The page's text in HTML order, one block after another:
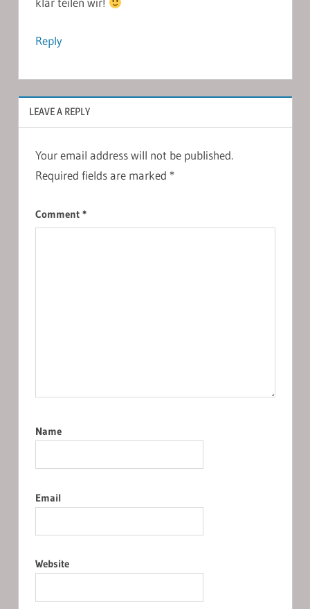
Reply
LEAVE A REPLY
Your email address will not be published.
Required fields are marked *
Comment *
Name
Email
Website